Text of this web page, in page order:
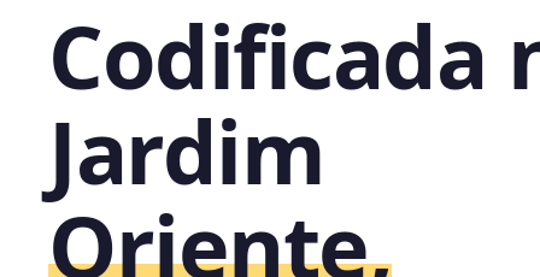
Codificada
Jardim
Oriente,